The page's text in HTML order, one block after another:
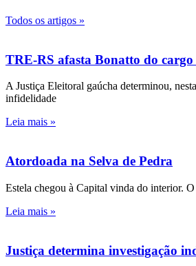
Todos os artigos »
TRE-RS afasta Bonatto do
A Justiça Eleitoral gaúcha determinou,
infidelidade
Leia mais »
Atordoada na Selva de Pedra
Estela chegou à Capital vinda do interior.
Leia mais »
Justiça determina investigação